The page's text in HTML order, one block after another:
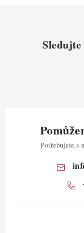
Potřebujete s